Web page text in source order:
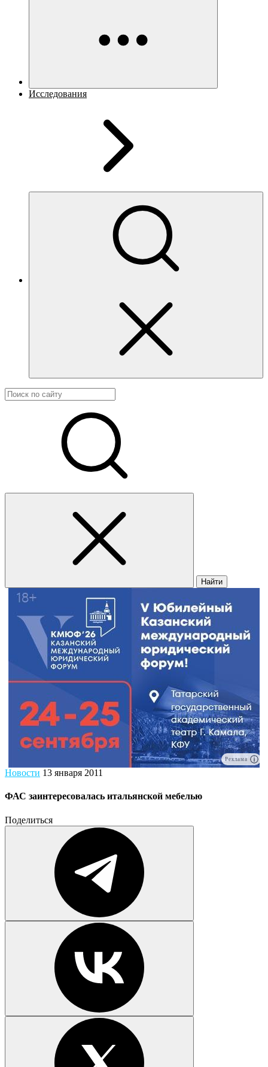
Исследования
Найти
Реклама
Новости 13 января 2011
ФАС заинтересовалась итальянской мебелью
Поделиться